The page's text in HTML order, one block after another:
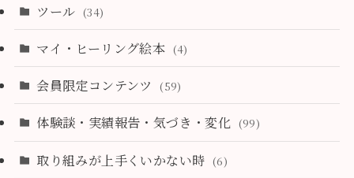
ツール (34)
マイ・ヒーリング絵本 (4)
会員限定コンテンツ (59)
体験談・実績報告・気づき・変化 (99)
取り組みが上手くいかない時 (6)